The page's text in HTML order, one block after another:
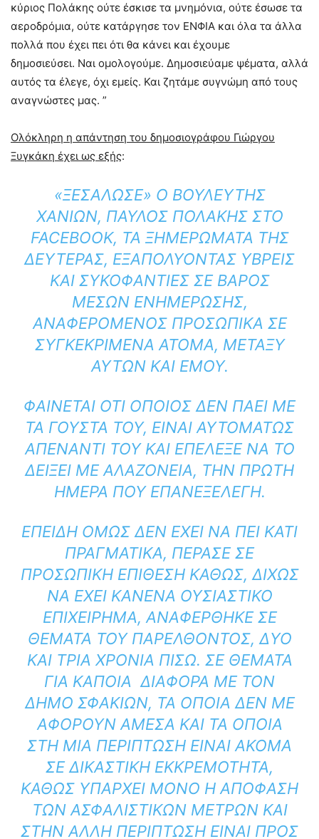
κύριος Πολάκης ούτε έσκισε τα μνημόνια, ούτε έσωσε τα
αεροδρόμια, ούτε κατάργησε τον ΕΝΦΙΑ και όλα τα άλλα
πολλά που έχει πει ότι θα κάνει και έχουμε
δημοσιεύσει. Ναι ομολογούμε. Δημοσιεύαμε ψέματα, αλλά
αυτός τα έλεγε, όχι εμείς. Και ζητάμε συγνώμη από τους
αναγνώστες μας. ”
Ολόκληρη η απάντηση του δημοσιογράφου Γιώργου
Ξυγκάκη έχει ως εξής:
«ΞΕΣΆΛΩΣΕ» Ο ΒΟΥΛΕΥΤΉΣ
ΧΑΝΊΩΝ, ΠΑΎΛΟΣ ΠΟΛΆΚΗΣ ΣΤΟ
FACEBOOK, ΤΑ ΞΗΜΕΡΏΜΑΤΑ ΤΗΣ
ΔΕΥΤΈΡΑΣ, ΕΞΑΠΟΛΎΟΝΤΑΣ ΎΒΡΕΙΣ
ΚΑΙ ΣΥΚΟΦΑΝΤΊΕΣ ΣΕ ΒΆΡΟΣ
ΜΈΣΩΝ ΕΝΗΜΈΡΩΣΗΣ,
ΑΝΑΦΕΡΌΜΕΝΟΣ ΠΡΟΣΩΠΙΚΆ ΣΕ
ΣΥΓΚΕΚΡΙΜΈΝΑ ΆΤΟΜΑ, ΜΕΤΑΞΎ
ΑΥΤΏΝ ΚΑΙ ΕΜΟΎ.
ΦΑΊΝΕΤΑΙ ΌΤΙ ΌΠΟΙΟΣ ΔΕΝ ΠΆΕΙ ΜΕ
ΤΑ ΓΟΎΣΤΑ ΤΟΥ, ΕΊΝΑΙ ΑΥΤΟΜΆΤΩΣ
ΑΠΈΝΑΝΤΙ ΤΟΥ ΚΑΙ ΕΠΈΛΕΞΕ ΝΑ ΤΟ
ΔΕΊΞΕΙ ΜΕ ΑΛΑΖΟΝΕΊΑ, ΤΗΝ ΠΡΏΤΗ
ΗΜΈΡΑ ΠΟΥ ΕΠΑΝΕΞΕΛΈΓΗ.
ΕΠΕΙΔΉ ΌΜΩΣ ΔΕΝ ΈΧΕΙ ΝΑ ΠΕΙ ΚΆΤΙ
ΠΡΑΓΜΑΤΙΚΆ, ΠΈΡΑΣΕ ΣΕ
ΠΡΟΣΩΠΙΚΉ ΕΠΊΘΕΣΗ ΚΑΘΏΣ, ΔΊΧΩΣ
ΝΑ ΈΧΕΙ ΚΑΝΈΝΑ ΟΥΣΙΑΣΤΙΚΌ
ΕΠΙΧΕΊΡΗΜΑ, ΑΝΑΦΈΡΘΗΚΕ ΣΕ
ΘΈΜΑΤΑ ΤΟΥ ΠΑΡΕΛΘΌΝΤΟΣ, ΔΎΟ
ΚΑΙ ΤΡΊΑ ΧΡΌΝΙΑ ΠΊΣΩ. ΣΕ ΘΈΜΑΤΑ
ΓΙΑ ΚΆΠΟΙΑ ΔΙΑΦΟΡΆ ΜΕ ΤΟΝ
ΔΉΜΟ ΣΦΑΚΊΩΝ, ΤΑ ΟΠΟΊΑ ΔΕΝ ΜΕ
ΑΦΟΡΟΎΝ ΆΜΕΣΑ ΚΑΙ ΤΑ ΟΠΟΊΑ
ΣΤΗ ΜΊΑ ΠΕΡΊΠΤΩΣΗ ΕΊΝΑΙ ΑΚΌΜΑ
ΣΕ ΔΙΚΑΣΤΙΚΉ ΕΚΚΡΕΜΌΤΗΤΑ,
ΚΑΘΏΣ ΥΠΆΡΧΕΙ ΜΌΝΟ Η ΑΠΌΦΑΣΗ
ΤΩΝ ΑΣΦΑΛΙΣΤΙΚΏΝ ΜΈΤΡΩΝ ΚΑΙ
ΣΤΗΝ ΆΛΛΗ ΠΕΡΊΠΤΩΣΗ ΕΊΝΑΙ ΠΡΟΣ